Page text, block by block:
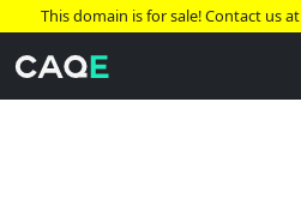
This domain is for sale! Contact us at